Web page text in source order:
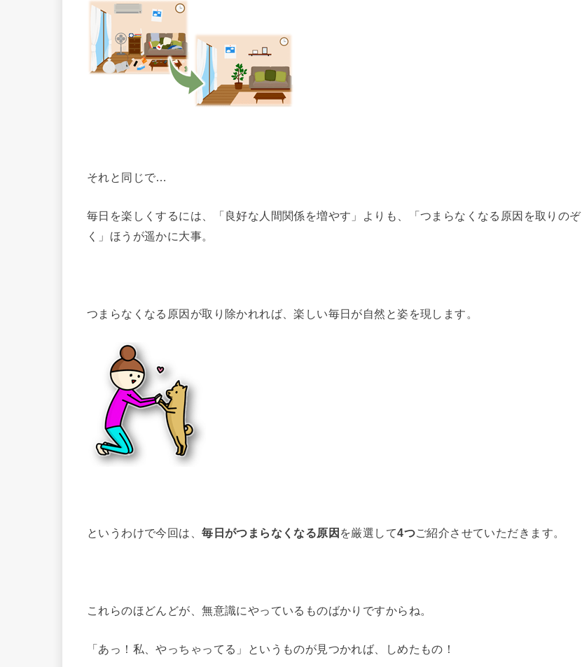
それと同じで…
毎日を楽しくするには、「良好な人間関係を増やす」よりも、「つまらなくなる原因を取りのぞ
く」ほうが遥かに大事。
つまらなくなる原因が取り除かれれば、楽しい毎日が自然と姿を現します。
というわけで今回は、毎日がつまらなくなる原因 を厳選して4つご紹介させていただきます。
これらのほどんどが、無意識にやっているものばかりですからね。
「あっ！私、やっちゃってる」というものが見つかれば、しめたもの！